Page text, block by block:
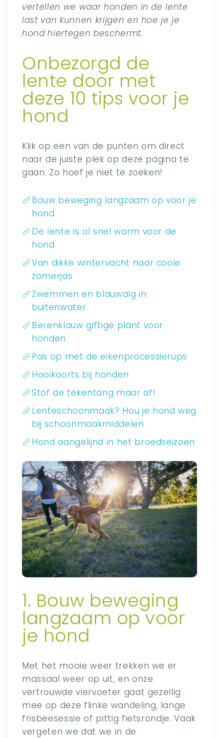
vertellen we waar honden in de lente
last van kunnen krijgen en hoe je je
hond hiertegen beschermt.
Onbezorgd de
lente door met
deze 10 tips voor je
hond
Klik op een van de punten om direct
naar de juiste plek op deze pagina te
gaan. Zo hoef je niet te zoeken!
Bouw beweging langzaam op voor je
hond
De lente is al snel warm voor de
hond
Van dikke wintervacht naar coole
zomerjas
Zwemmen en blauwalg in
buitenwater
Berenklauw giftige plant voor
honden
Pas op met de eikenprocessierups
Hooikoorts bij honden
Stof de tekentang maar af!
Lenteschoonmaak? Hou je hond weg
bij schoonmaakmiddelen
Hond aangelijnd in het broedseizoen
1. Bouw beweging
langzaam op voor
je hond
Met het mooie weer trekken we er
massaal weer op uit, en onze
vertrouwde viervoeter gaat gezellig
mee op deze flinke wandeling, lange
frisbeesessie of pittig fietsrondje. Vaak
vergeten we dat we in de